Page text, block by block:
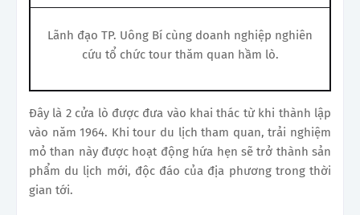
Lãnh đạo TP. Uông Bí cùng doanh nghiệp nghiên
cứu tổ chức tour thăm quan hầm lò.
Đây là 2 cửa lò được đưa vào khai thác từ khi thành lập
vào năm 1964. Khi tour du lịch tham quan, trải nghiệm
mỏ than này được hoạt động hứa hẹn sẽ trở thành sản
phẩm du lịch mới, độc đáo của địa phương trong thời
gian tới.